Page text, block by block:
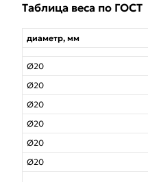
Таблица веса по ГОСТ
диаметр, мм
Ø20
Ø20
Ø20
Ø20
Ø20
Ø20